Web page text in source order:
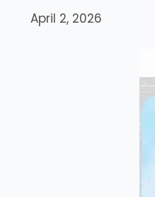
April 2, 2026